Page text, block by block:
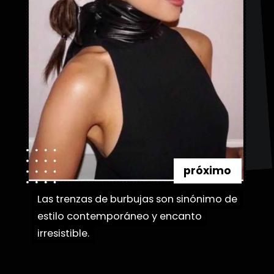
Las trenzas de burbujas son sinónimo de
estilo contemporáneo y encanto
irresistible.
Las trenzas de burbujas son sinónimo de
estilo contemporáneo y encanto
irresistible.
próximo